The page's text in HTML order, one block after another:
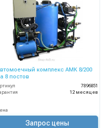
комплекс АМК 8/200
8 постов
7896851
12 месяцев
Запрос цены